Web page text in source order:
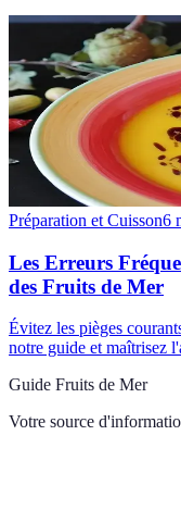
Préparation et Cuisson6
Les Erreurs
des Fruits de Mer
Évitez les pièges
notre guide et maîtrisez
Guide Fruits de Mer
Votre source